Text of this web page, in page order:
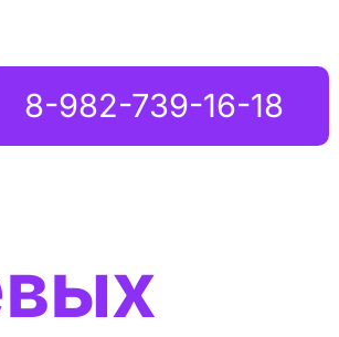
8-982-739-16-18